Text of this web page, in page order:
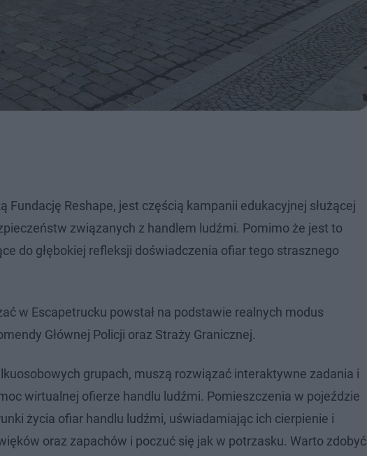
Reshape, jest częścią kampanii edukacyjnej służącej
związanych z handlem ludźmi. Pomimo że jest to
do głębokiej refleksji doświadczenia ofiar tego strasznego
w Escapetrucku powstał na podstawie realnych modus
Głównej Policji oraz Straży Granicznej.
grupach, muszą rozwiązać interaktywne zadania i
wirtualnej ofierze handlu ludźmi. Pomieszczenia w pojeździe
życia ofiar handlu ludźmi, uświadamiając ich cierpienie i
oraz zapachów i poczuć się jak w potrzasku. Warto zdobyć